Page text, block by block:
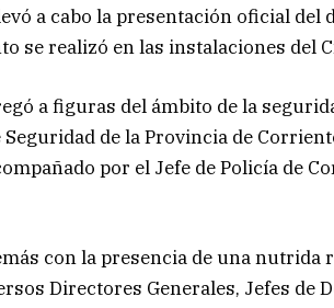
a cabo la presentación oficial
se realizó en las instalaciones del
a figuras del ámbito de la
de la Provincia de
por el Jefe de Policía de
con la presencia de una
Directores Generales, Jefes de